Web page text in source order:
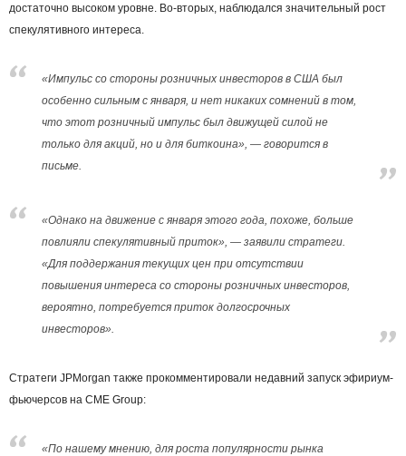
достаточно высоком уровне. Во-вторых, наблюдался значительный рост
спекулятивного интереса.
«Импульс со стороны розничных инвесторов в США был
особенно сильным с января, и нет никаких сомнений в том,
что этот розничный импульс был движущей силой не
только для акций, но и для биткоина», ― говорится в
письме.
«Однако на движение с января этого года, похоже, больше
повлияли спекулятивный приток», ― заявили стратеги.
«Для поддержания текущих цен при отсутствии
повышения интереса со стороны розничных инвесторов,
вероятно, потребуется приток долгосрочных
инвесторов».
Стратеги JPMorgan также прокомментировали недавний запуск эфириум-
фьючерсов на CME Group:
«По нашему мнению, для роста популярности рынка